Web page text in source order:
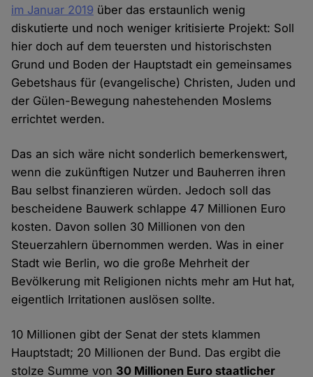
im Januar 2019 über das erstaunlich wenig
diskutierte und noch weniger kritisierte Projekt: Soll
hier doch auf dem teuersten und historischsten
Grund und Boden der Hauptstadt ein gemeinsames
Gebetshaus für (evangelische) Christen, Juden und
der Gülen-Bewegung nahestehenden Moslems
errichtet werden.
Das an sich wäre nicht sonderlich bemerkenswert,
wenn die zukünftigen Nutzer und Bauherren ihren
Bau selbst finanzieren würden. Jedoch soll das
bescheidene Bauwerk schlappe 47 Millionen Euro
kosten. Davon sollen 30 Millionen von den
Steuerzahlern übernommen werden. Was in einer
Stadt wie Berlin, wo die große Mehrheit der
Bevölkerung mit Religionen nichts mehr am Hut hat,
eigentlich Irritationen auslösen sollte.
10 Millionen gibt der Senat der stets klammen
Hauptstadt; 20 Millionen der Bund. Das ergibt die
stolze Summe von 30 Millionen Euro staatlicher